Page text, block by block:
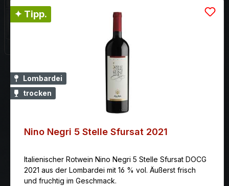
✦ Tipp.
Lombardei
trocken
Nino Negri 5 Stelle Sfursat 2021
Italienischer Rotwein Nino Negri 5 Stelle Sfursat DOCG
2021 aus der Lombardei mit 16 % vol. Äußerst frisch
und fruchtig im Geschmack.